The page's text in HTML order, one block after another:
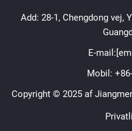
Add: 28-1, Chengdong vej,
E-mail:
Mobil:
Copyright © 2025 af